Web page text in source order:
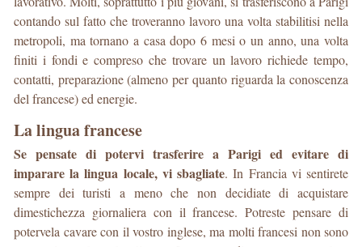
contando sul fatto che troveranno lavoro una volta stabilitisi nella
metropoli, ma tornano a casa dopo 6 mesi o un anno, una volta
finiti i fondi e compreso che trovare un lavoro richiede tempo,
contatti, preparazione (almeno per quanto riguarda la conoscenza
del francese) ed energie.
La lingua francese
Se pensate di potervi trasferire a Parigi ed evitare di
imparare la lingua locale, vi sbagliate. In Francia vi sentirete
sempre dei turisti a meno che non decidiate di acquistare
dimestichezza giornaliera con il francese. Potreste pensare di
potervela cavare con il vostro inglese, ma molti francesi non sono